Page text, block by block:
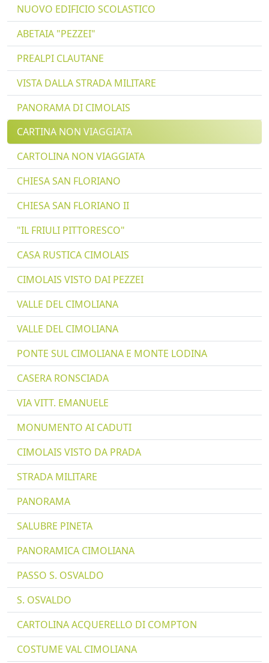
NUOVO EDIFICIO SCOLASTICO
ABETAIA "PEZZEI"
PREALPI CLAUTANE
VISTA DALLA STRADA MILITARE
PANORAMA DI CIMOLAIS
CARTINA NON VIAGGIATA
CARTOLINA NON VIAGGIATA
CHIESA SAN FLORIANO
CHIESA SAN FLORIANO II
"IL FRIULI PITTORESCO"
CASA RUSTICA CIMOLAIS
CIMOLAIS VISTO DAI PEZZEI
VALLE DEL CIMOLIANA
VALLE DEL CIMOLIANA
PONTE SUL CIMOLIANA E MONTE LODINA
CASERA RONSCIADA
VIA VITT. EMANUELE
MONUMENTO AI CADUTI
CIMOLAIS VISTO DA PRADA
STRADA MILITARE
PANORAMA
SALUBRE PINETA
PANORAMICA CIMOLIANA
PASSO S. OSVALDO
S. OSVALDO
CARTOLINA ACQUERELLO DI COMPTON
COSTUME VAL CIMOLIANA